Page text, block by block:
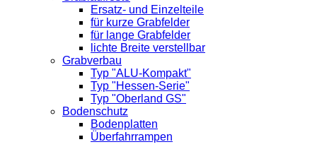
Ersatz- und Einzelteile
für kurze Grabfelder
für lange Grabfelder
lichte Breite verstellbar
Grabverbau
Typ "ALU-Kompakt"
Typ "Hessen-Serie"
Typ "Oberland GS"
Bodenschutz
Bodenplatten
Überfahrrampen